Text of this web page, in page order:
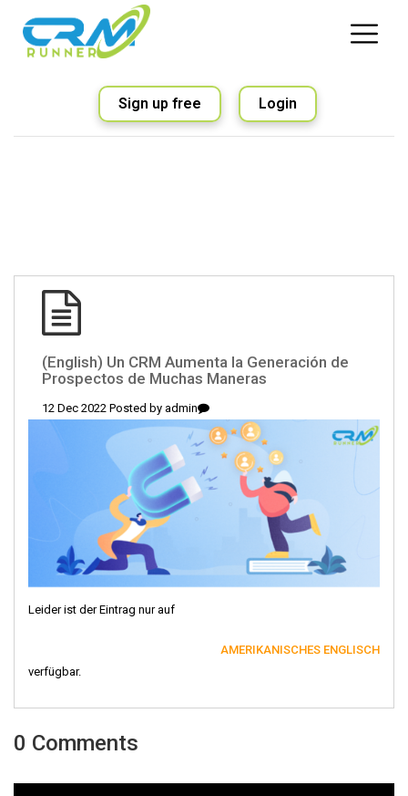
Sign up free Login
(English) Un CRM Aumenta la Generación de
Prospectos de Muchas Maneras
12 Dec 2022 Posted by admin
Leider ist der Eintrag nur auf
AMERIKANISCHES ENGLISCH
verfügbar.
0 Comments